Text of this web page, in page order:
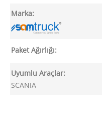
Marka:
Paket Ağırlığı:
Uyumlu Araçlar:
SCANIA